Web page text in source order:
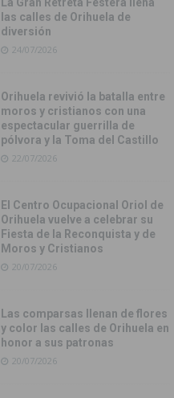
las calles de Orihuela de
diversión
24/07/2026
Orihuela revivió la batalla entre
moros y cristianos con una
espectacular guerrilla de
pólvora y la Toma del Castillo
22/07/2026
El Centro Ocupacional Oriol de
Orihuela vuelve a celebrar su
Fiesta de la Reconquista y de
Moros y Cristianos
20/07/2026
Las comparsas llenan de flores
y color las calles de Orihuela en
honor a sus patronas
20/07/2026